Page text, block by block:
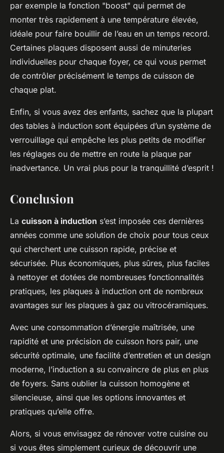
par exemple la fonction "boost" qui permet de
monter très rapidement à une température élevée,
idéale pour faire bouillir de l’eau en un temps record.
Certaines plaques disposent aussi de minuteries
individuelles pour chaque foyer, ce qui vous permet
de contrôler précisément le temps de cuisson de
chaque plat.
Enfin, si vous avez des enfants, sachez que la plupart
des tables à induction sont équipées d’un système de
verrouillage qui empêche les plus petits de modifier
les réglages ou de mettre en route la plaque par
inadvertance. Un vrai plus pour la tranquillité d’esprit !
Conclusion
La cuisson à induction s’est imposée ces dernières
années comme une solution de choix pour tous ceux
qui cherchent une cuisson rapide, précise et
sécurisée. Plus économiques, plus sûres, plus faciles
à nettoyer et dotées de nombreuses fonctionnalités
pratiques, les plaques à induction ont de nombreux
avantages sur les plaques à gaz ou vitrocéramiques.
Avec une consommation d’énergie maîtrisée, une
rapidité et une précision de cuisson hors pair, une
sécurité optimale, une facilité d’entretien et un design
moderne, l’induction a su convaincre de plus en plus
de foyers. Sans oublier la cuisson homogène et
silencieuse, ainsi que les options innovantes et
pratiques qu’elle offre.
Alors, si vous envisagez de rénover votre cuisine ou
si vous êtes simplement curieux de découvrir une